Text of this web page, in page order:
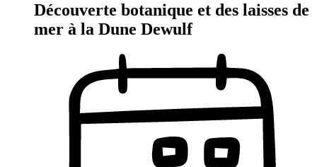
Découverte botanique et des laisses de
mer à la Dune Dewulf